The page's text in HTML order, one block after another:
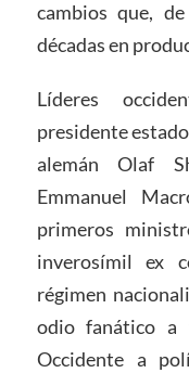
cambios que,
décadas en
Líderes
presidente
alemán Olaf
Emmanuel
primeros
inverosímil ex
régimen
odio fanático a
Occidente a